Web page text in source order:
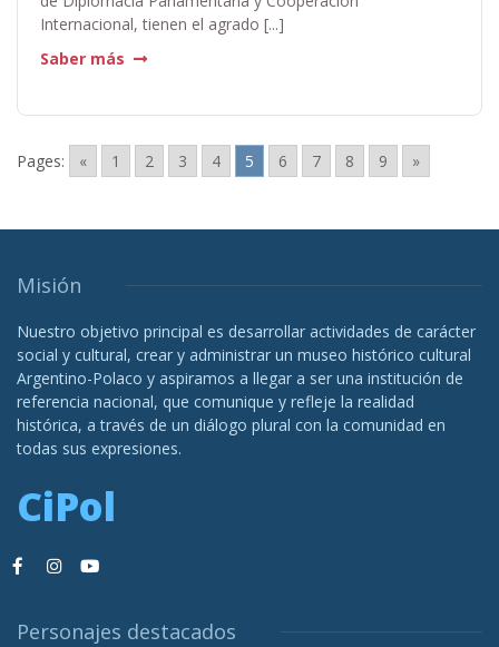
Internacional, tienen el agrado [...]
Saber más
Pages: « 1 2 3 4 5 6 7 8 9 »
Misión
Nuestro objetivo principal es desarrollar actividades de carácter
social y cultural, crear y administrar un museo histórico cultural
Argentino-Polaco y aspiramos a llegar a ser una institución de
referencia nacional, que comunique y refleje la realidad
histórica, a través de un diálogo plural con la comunidad en
todas sus expresiones.
CiPol
Personajes destacados